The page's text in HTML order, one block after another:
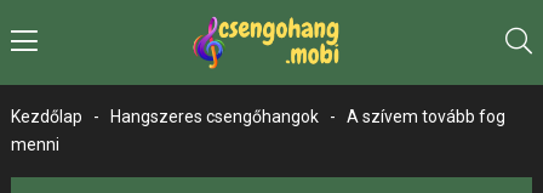
Kezdőlap - Hangszeres csengőhangok -
A szívem tovább fog
menni